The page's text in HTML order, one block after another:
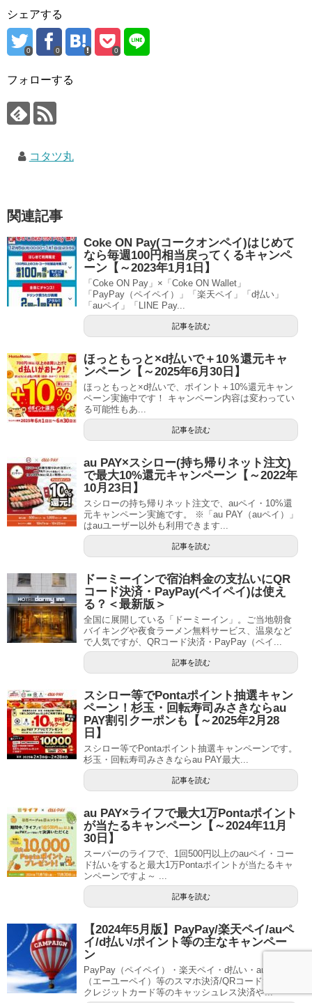
シェアする
0 0 0
フォローする
コタツ丸
関連記事
Coke ON Pay(コークオンペイ)はじめて
なら毎週100円相当戻ってくるキャンペ
ーン【～2023年1月1日】
「Coke ON Pay」×「Coke ON Wallet」
「PayPay（ペイペイ）」「楽天ペイ」「d払い」
「auペイ」「LINE Pay...
記事を読む
ほっともっと×d払いで＋10％還元キャ
ンペーン【～2025年6月30日】
ほっともっと×d払いで、ポイント＋10%還元キャン
ペーン実施中です！ キャンペーン内容は変わってい
る可能性もあ...
記事を読む
au PAY×スシロー(持ち帰りネット注文)
で最大10%還元キャンペーン【～2022年
10月23日】
スシローの持ち帰りネット注文で、auペイ・10%還
元キャンペーン実施です。 ※「au PAY（auペイ）」
はauユーザー以外も利用できます...
記事を読む
ドーミーインで宿泊料金の支払いにQR
コード決済・PayPay(ペイペイ)は使え
る？＜最新版＞
全国に展開している「ドーミーイン」。ご当地朝食
バイキングや夜食ラーメン無料サービス、温泉など
で人気ですが、QRコード決済・PayPay（ペイ...
記事を読む
スシロー等でPontaポイント抽選キャン
ペーン！杉玉・回転寿司みさきならau
PAY割引クーポンも【～2025年2月28
日】
スシロー等でPontaポイント抽選キャンペーンです。
杉玉・回転寿司みさきならau PAY最大...
記事を読む
au PAY×ライフで最大1万Pontaポイント
が当たるキャンペーン【～2024年11月
30日】
スーパーのライフで、1回500円以上のauペイ・コー
ド払いをすると最大1万Pontaポイントが当たるキャ
ンペーンですよ～ ...
記事を読む
【2024年5月版】PayPay/楽天ペイ/auペ
イ/d払い/ポイント等の主なキャンペー
ン
PayPay（ペイペイ）・楽天ペイ・d払い・auペイ
（エーユーペイ）等のスマホ決済/QRコード決済、
クレジットカード等のキャッシュレス決済や...